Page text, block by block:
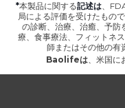
*本製品に関する記述は、
局による評価を受けたもの
の診断、治療、治癒、予防
療、食事療法、フィットネ
師またはその他の有
Baolifeは、 米国に